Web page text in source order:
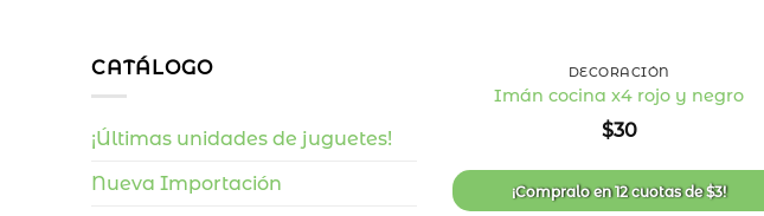
CATÁLOGO
¡Últimas unidades de juguetes!
Nueva Importación
de
deseos
DECORACIÓN
Imán cocina x4 rojo y negro
$30
¡Compralo en12 cuotasde$3!